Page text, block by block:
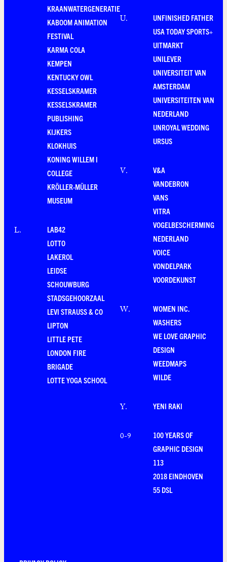
KRAANWATERGENERATIE
KABOOM ANIMATION
FESTIVAL
KARMA COLA
KEMPEN
KENTUCKY OWL
KESSELSKRAMER
KESSELSKRAMER
PUBLISHING
KIJKERS
KLOKHUIS
KONING WILLEM I
COLLEGE
KRÖLLER-MÜLLER
MUSEUM
L.
LAB42
LOTTO
LAKEROL
LEIDSE
SCHOUWBURG
STADSGEHOORZAAL
LEVI STRAUSS & CO
LIPTON
LITTLE PETE
LONDON FIRE
BRIGADE
LOTTE YOGA SCHOOL
U.
UNFINISHED FATHER
USA TODAY SPORTS+
UITMARKT
UNILEVER
UNIVERSITEIT VAN
AMSTERDAM
UNIVERSITEITEN VAN
NEDERLAND
UNROYAL WEDDING
URSUS
V.
V&A
VANDEBRON
VANS
VITRA
VOGELBESCHERMING
NEDERLAND
VOICE
VONDELPARK
VOORDEKUNST
W.
WOMEN INC.
WASHERS
WE LOVE GRAPHIC
DESIGN
WEEDMAPS
WILDE
Y. YENI RAKI
0-9
100 YEARS OF
GRAPHIC DESIGN
113
2018 EINDHOVEN
55 DSL